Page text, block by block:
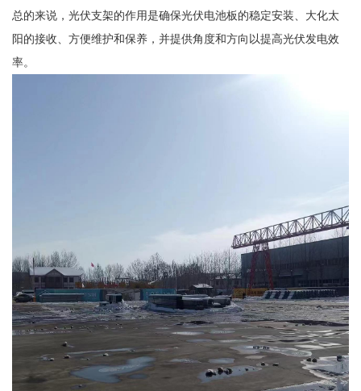
总的来说，光伏支架的作用是确保光伏电池板的稳定安装、大化太
阳的接收、方便维护和保养，并提供角度和方向以提高光伏发电效
率。